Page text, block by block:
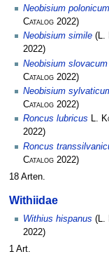
Neobisium polonicum
Catalog 2022)
Neobisium simile (L.
2022)
Neobisium slovacum
Catalog 2022)
Neobisium
Catalog 2022)
Roncus lubricus L.
2022)
Roncus
Catalog 2022)
18 Arten.
Withiidae
Withius hispanus (
2022)
1 Art.